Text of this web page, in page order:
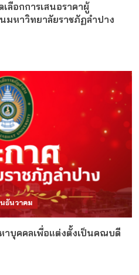
ลือกการเสนอราคาผู้
มหาวิทยาลัยราชภัฏลำปาง
นธันวาคม
าบุคคลเพื่อแต่งตั้งเป็นคณบดี